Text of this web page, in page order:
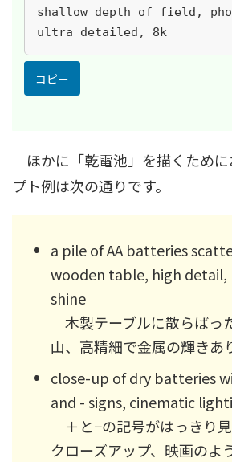
shallow depth of field,
ultra detailed, 8k
コピー
ほかに「乾電池」を描くため
プト例は次の通りです。
a pile of AA batteries
wooden table, high
shine
木製テーブルに散らばっ
山、高精細で金属の輝きあ
close-up of dry batteries
and - signs, cinematic
＋と−の記号がはっきり
クローズアップ、映画のよ